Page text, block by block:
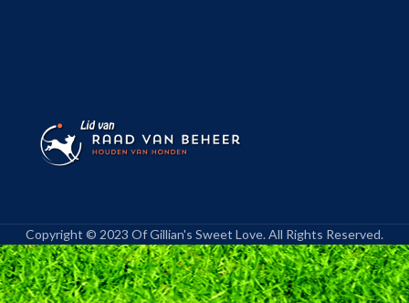
Copyright © 2023 Of Gillian's Sweet Love. All Rights Reserved.